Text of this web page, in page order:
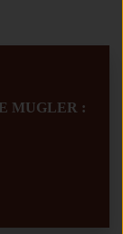
MUGLER :